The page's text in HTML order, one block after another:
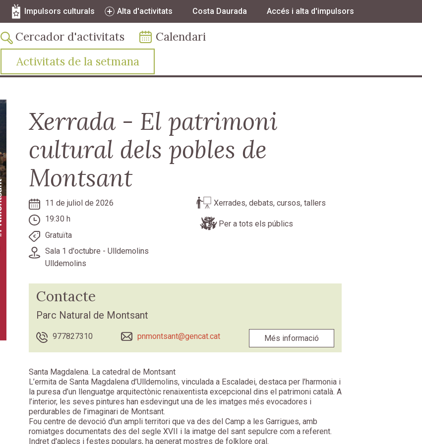
Vés al contingut
Navegació secundària
Impulsors culturals Alta d'activitats Costa Daurada Accés i alta d'impulsors
Navegació principal
Cercador d'activitats
Calendari
Activitats de la setmana
Xerrada - El patrimoni
cultural dels pobles de
Montsant
11 de juliol de 2026
19:30 h
Gratuïta
Sala 1 d'octubre - Ulldemolins
Ulldemolins
Xerrades, debats, cursos, tallers
Per a tots els públics
Contacte
Parc Natural de Montsant
977827310 pnmontsant@gencat.cat Més informació
Santa Magdalena. La catedral de Montsant
L’ermita de Santa Magdalena d’Ulldemolins, vinculada a Escaladei, destaca per l’harmonia i
la puresa d’un llenguatge arquitectònic renaixentista excepcional dins el patrimoni català. A
l’interior, les seves pintures han esdevingut una de les imatges més evocadores i
perdurables de l’imaginari de Montsant.
Fou centre de devoció d'un ampli territori que va des del Camp a les Garrigues, amb
romiatges documentats des del segle XVII i la imatge del sant sepulcre com a referent.
Indret d'aplecs i festes populars, ha generat mostres de folklore oral.